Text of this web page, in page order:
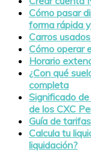
Cómo pasar
forma rápida
Carros
Cómo operar
Horario
¿Con qué
completa
Significado
de los CXC
Guía de
Calcula tu
liquidación?